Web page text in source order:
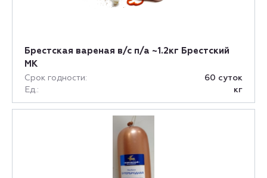
Брестская вареная в/с п/а ~1.2кг Брестский
МК
Срок годности:
60 суток
Ед.:
кг